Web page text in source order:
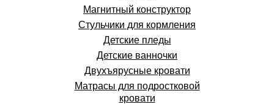
Магнитный конструктор
Стульчики для кормления
Детские пледы
Детские ванночки
Двухъярусные кровати
Матрасы для подростковой
кровати